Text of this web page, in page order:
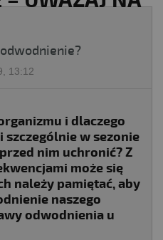
13:12
i dlaczego
szczególnie w sezonie
nim uchronić? Z
może się
należy pamiętać, aby
naszego
odwodnienia u